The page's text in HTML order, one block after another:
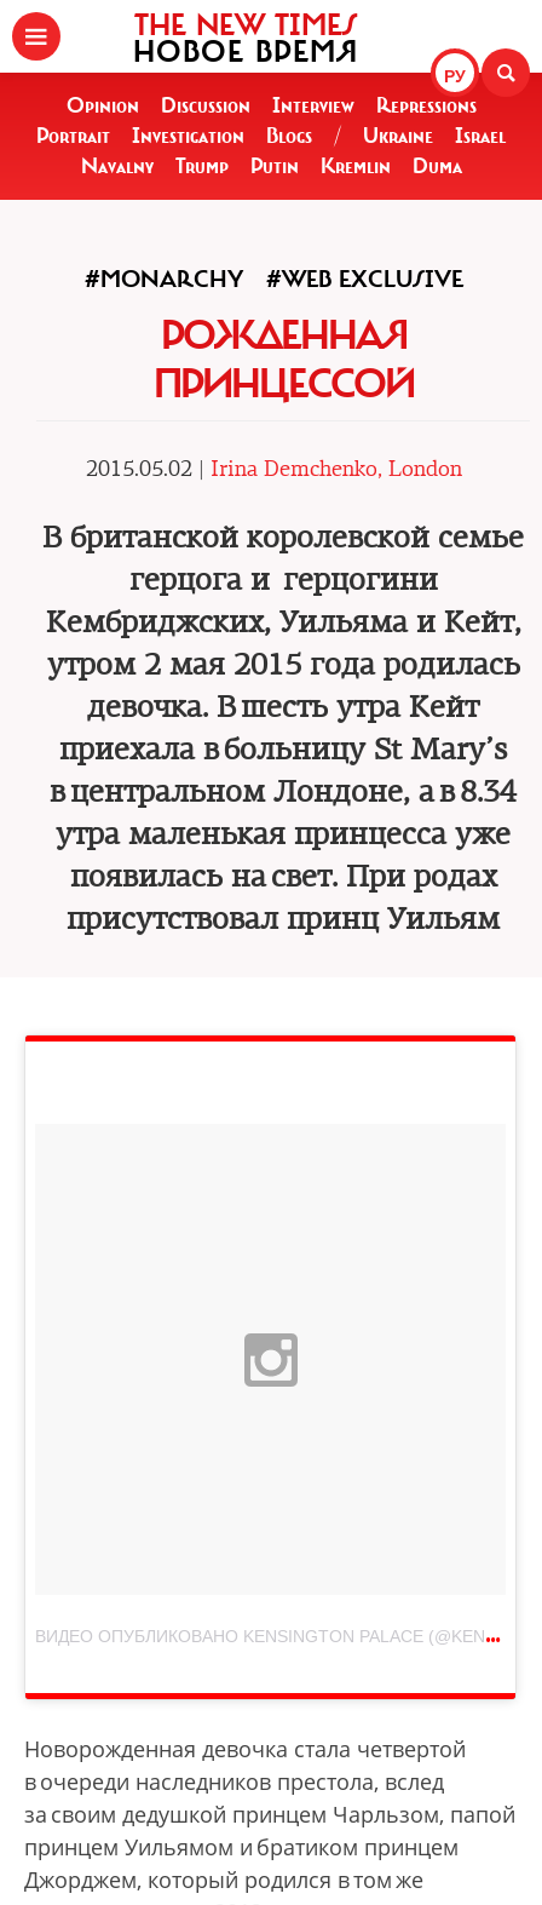
РУ
THE NEW TIMES
НОВОЕ ВРЕМЯ
Opinion Discussion Interview
Repressions
Portrait
Investigation Blogs / Ukraine
Israel
Navalny
Trump Putin Kremlin Duma
#MONARCHY #WEB EXCLUSIVE
РОЖДЕННАЯ
ПРИНЦЕССОЙ
2015.05.02 | Irina Demchenko, London
В британской королевской семье
герцога и герцогини
Кембриджских, Уильяма и Кейт,
утром 2 мая 2015 года родилась
девочка. В шесть утра Кейт
приехала в больницу St Mary’s
в центральном Лондоне, а в 8.34
утра маленькая принцесса уже
появилась на свет. При родах
присутствовал принц Уильям
В
ИДЕО ОПУБЛИКОВАНО KENSINGTON PALACE (@KENSINGTONROYAL)
Новорожденная девочка стала четвертой
в очереди наследников престола, вслед
за своим дедушкой принцем Чарльзом, папой
принцем Уильямом и братиком принцем
Джорджем, который родился в том же